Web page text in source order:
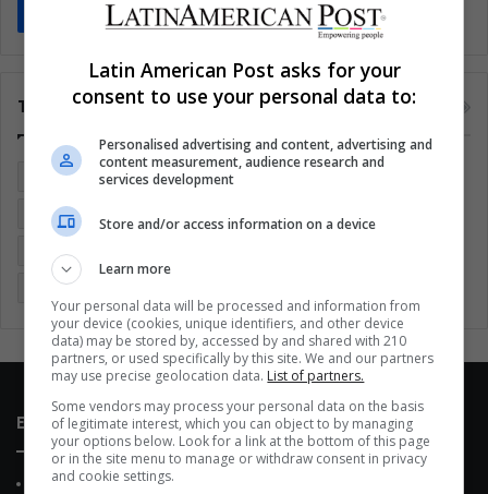
Read More »
Tags
Argentina Brasil Cine
Coronavirus
Economía
Memes (ES)
Enlaces de interés
Sobre Nosotros
Latin American Post asks for your
consent to use your personal data to:
Personalised advertising and content, advertising and
content measurement, audience research and
services development
Store and/or access information on a device
Learn more
Your personal data will be processed and information from
your device (cookies, unique identifiers, and other device
data) may be stored by, accessed by and shared with 210
partners, or used specifically by this site. We and our partners
may use precise geolocation data. List of partners.
Some vendors may process your personal data on the basis
of legitimate interest, which you can object to by managing
your options below. Look for a link at the bottom of this page
or in the site menu to manage or withdraw consent in privacy
and cookie settings.